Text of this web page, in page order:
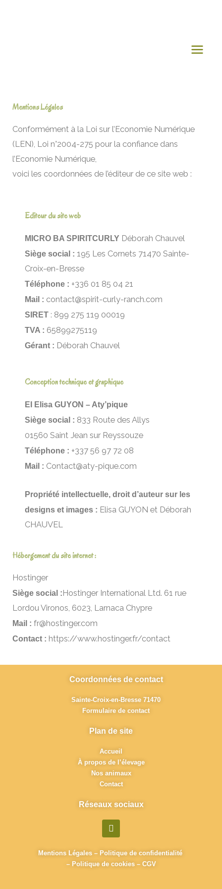
Mentions Légales
Conformément à la Loi sur l’Economie Numérique
(LEN), Loi n°2004-275 pour la confiance dans
l’Economie Numérique,
voici les coordonnées de l’éditeur de ce site web :
Editeur du site web
MICRO BA SPIRITCURLY Déborah Chauvel
Siège social : 195 Les Cornets 71470 Sainte-
Croix-en-Bresse
Téléphone : +336 01 85 04 21
Mail : contact@spirit-curly-ranch.com
SIRET : 899 275 119 00019
TVA : 65899275119
Gérant : Déborah Chauvel
Conception technique et graphique
EI Elisa GUYON – Aty’pique
Siège social : 833 Route des Allys
01560 Saint Jean sur Reyssouze
Téléphone : +337 56 97 72 08
Mail : Contact@aty-pique.com
Propriété intellectuelle, droit d’auteur sur les
designs et images : Elisa GUYON et Déborah
CHAUVEL
Hébergement du site internet :
Hostinger
Siège social :Hostinger International Ltd. 61 rue
Lordou Vironos, 6023, Larnaca Chypre
Mail : fr@hostinger.com
Contact : https://www.hostinger.fr/contact
Coordonnées de contact
Sainte-Croix-en-Bresse 71470
Formulaire de contact
Plan de site
Accueil
À propos de l’élevage
Nos animaux
Contact
Réseaux sociaux
F
a
c
e
b
o
Mentions Légales– Politique de confidentialité
– Politique de cookies– CGV